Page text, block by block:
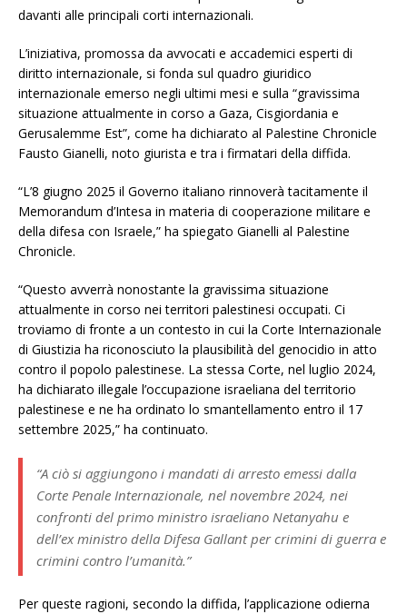
davanti alle principali corti internazionali.
L’iniziativa, promossa da avvocati e accademici esperti di
diritto internazionale, si fonda sul quadro giuridico
internazionale emerso negli ultimi mesi e sulla “gravissima
situazione attualmente in corso a Gaza, Cisgiordania e
Gerusalemme Est”, come ha dichiarato al Palestine Chronicle
Fausto Gianelli, noto giurista e tra i firmatari della diffida.
“L’8 giugno 2025 il Governo italiano rinnoverà tacitamente il
Memorandum d’Intesa in materia di cooperazione militare e
della difesa con Israele,” ha spiegato Gianelli al Palestine
Chronicle.
“Questo avverrà nonostante la gravissima situazione
attualmente in corso nei territori palestinesi occupati. Ci
troviamo di fronte a un contesto in cui la Corte Internazionale
di Giustizia ha riconosciuto la plausibilità del genocidio in atto
contro il popolo palestinese. La stessa Corte, nel luglio 2024,
ha dichiarato illegale l’occupazione israeliana del territorio
palestinese e ne ha ordinato lo smantellamento entro il 17
settembre 2025,” ha continuato.
“A ciò si aggiungono i mandati di arresto emessi dalla
Corte Penale Internazionale, nel novembre 2024, nei
confronti del primo ministro israeliano Netanyahu e
dell’ex ministro della Difesa Gallant per crimini di guerra e
crimini contro l’umanità.”
Per queste ragioni, secondo la diffida, l’applicazione odierna